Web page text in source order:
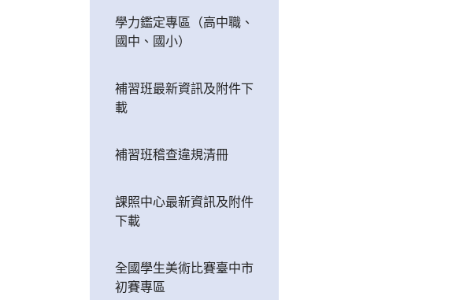
學力鑑定專區（高中職、
國中、國小）
補習班最新資訊及附件下
載
補習班稽查違規清冊
課照中心最新資訊及附件
下載
全國學生美術比賽臺中市
初賽專區